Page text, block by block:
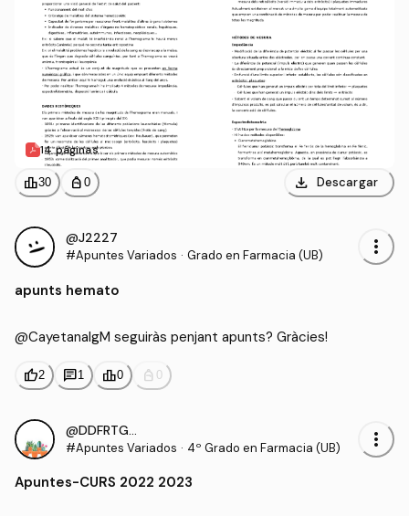
14 páginas
leaderboard30 personal_bag 0 download Descargar
@J2227
#Apuntes Variados · Grado en Farmacia (UB) more_vert
apunts hemato
@CayetanaIgM seguiràs penjant apunts? Gràcies!
thumb_up2 chat1 leaderboard0 personal_bag 0
@DDFRTGRUU
#Apuntes Variados · 4º Grado en Farmacia (UB) more_vert
Apuntes-CURS 2022 2023